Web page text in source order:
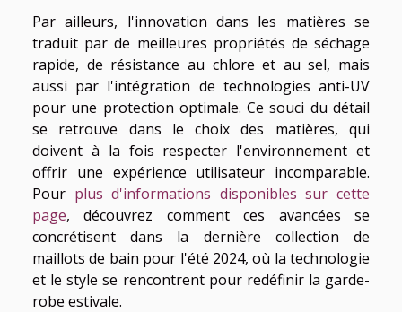
Par ailleurs, l'innovation dans les matières se
traduit par de meilleures propriétés de séchage
rapide, de résistance au chlore et au sel, mais
aussi par l'intégration de technologies anti-UV
pour une protection optimale. Ce souci du détail
se retrouve dans le choix des matières, qui
doivent à la fois respecter l'environnement et
offrir une expérience utilisateur incomparable.
Pour plus d'informations disponibles sur cette
page, découvrez comment ces avancées se
concrétisent dans la dernière collection de
maillots de bain pour l'été 2024, où la technologie
et le style se rencontrent pour redéfinir la garde-
robe estivale.